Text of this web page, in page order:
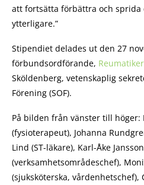
att fortsätta förbättra och sprida
ytterligare.”
Stipendiet delades ut den 27
förbundsordförande,
Sköldenberg, vetenskaplig
Förening (SOF).
På bilden från vänster till höger:
(fysioterapeut), Johanna
Lind (ST-läkare), Karl-Åke Jansson
(verksamhetsområdeschef),
(sjuksköterska, vårdenhetschef),